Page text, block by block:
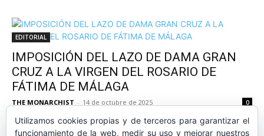
EDITORIAL
IMPOSICIÓN DEL LAZO DE DAMA GRAN
CRUZ A LA VIRGEN DEL ROSARIO DE
FÁTIMA DE MÁLAGA
THE MONARCHIST - 14 de octubre de 2025 0
Utilizamos cookies propias y de terceros para garantizar el
funcionamiento de la web, medir su uso y mejorar nuestros